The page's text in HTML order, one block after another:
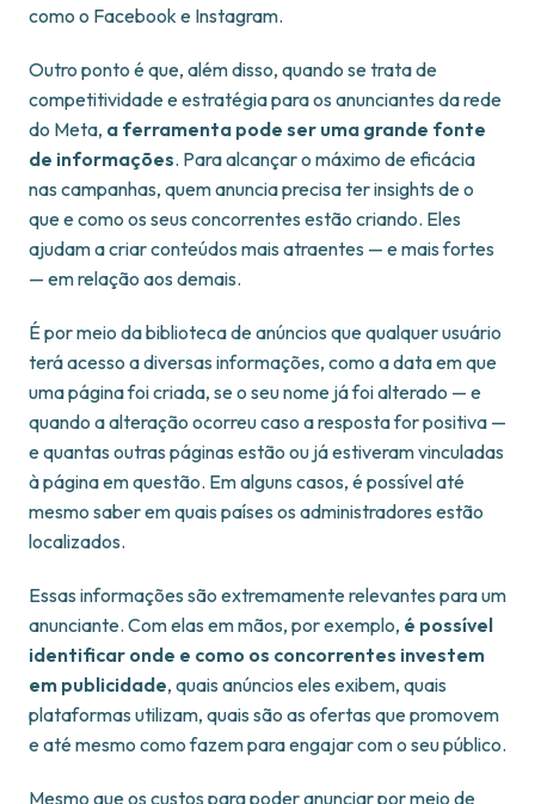
como o Facebook e Instagram.
Outro ponto é que, além disso, quando se trata de
competitividade e estratégia para os anunciantes da rede
do Meta, a ferramenta pode ser uma grande fonte
de informações. Para alcançar o máximo de eficácia
nas campanhas, quem anuncia precisa ter insights de o
que e como os seus concorrentes estão criando. Eles
ajudam a criar conteúdos mais atraentes — e mais fortes
— em relação aos demais.
É por meio da biblioteca de anúncios que qualquer usuário
terá acesso a diversas informações, como a data em que
uma página foi criada, se o seu nome já foi alterado — e
quando a alteração ocorreu caso a resposta for positiva —
e quantas outras páginas estão ou já estiveram vinculadas
à página em questão. Em alguns casos, é possível até
mesmo saber em quais países os administradores estão
localizados.
Essas informações são extremamente relevantes para um
anunciante. Com elas em mãos, por exemplo, é possível
identificar onde e como os concorrentes investem
em publicidade, quais anúncios eles exibem, quais
plataformas utilizam, quais são as ofertas que promovem
e até mesmo como fazem para engajar com o seu público.
Mesmo que os custos para poder anunciar por meio de